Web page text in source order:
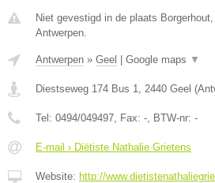
Niet gevestigd in de plaats
Antwerpen.
Antwerpen » Geel | Google maps ▼
Diestseweg 174 Bus 1 2440 Geel (
Tel: 0494/049497 , Fax: - , BTW-nr: -
E-mail › Diëtiste Nathalie Grietens
Website: http://